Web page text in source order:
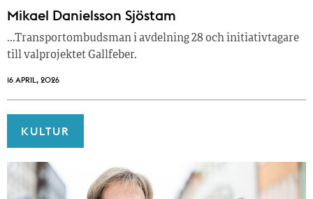
Mikael Danielsson Sjöstam
…Transportombudsman i avdelning 28 och initiativtagare
till valprojektet Gallfeber.
16 APRIL, 2026
KULTUR